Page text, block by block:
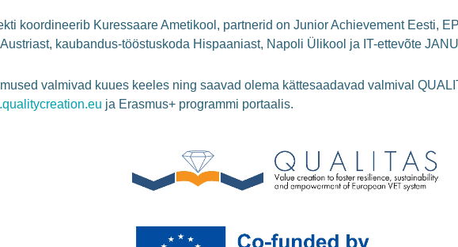
koordineerib Kuressaare Ametikool, partnerid on Junior Achievement Eesti,
kaubandus-tööstuskoda Hispaaniast, Napoli Ülikool ja IT-ettevõte
valmivad kuues keeles ning saavad olema kättesaadavad valmival
ja Erasmus+ programmi portaalis.